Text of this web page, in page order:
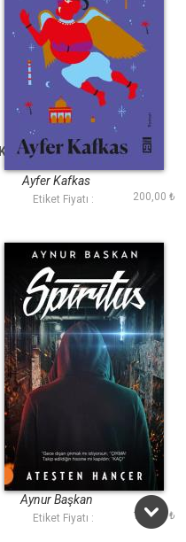
Kayıp Ruhun Zindanı
Ayfer Kafkas
Etiket Fiyatı : 200,00 ₺
Spiritus
Aynur Başkan
Etiket Fiyatı : 100,00 ₺